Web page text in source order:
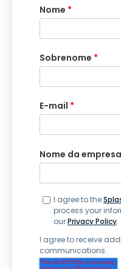
Nome *
Sobrenome *
E-mail *
Nome da empresa
I agree to the
process your
ourPrivacy Policy.
I agree to receive
communications.